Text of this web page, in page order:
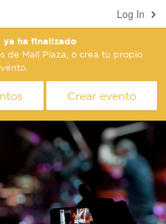
Log In
ya ha finalizado
de Mall Plaza, o crea tu propio
Crear evento